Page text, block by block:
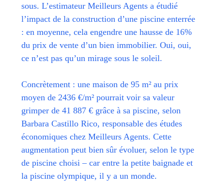
sous. L’estimateur Meilleurs Agents a étudié
l’impact de la construction d’une piscine enterrée
: en moyenne, cela engendre une hausse de 16%
du prix de vente d’un bien immobilier. Oui, oui,
ce n’est pas qu’un mirage sous le soleil.
Concrètement : une maison de 95 m² au prix
moyen de 2436 €/m² pourrait voir sa valeur
grimper de 41 887 € grâce à sa piscine, selon
Barbara Castillo Rico, responsable des études
économiques chez Meilleurs Agents. Cette
augmentation peut bien sûr évoluer, selon le type
de piscine choisi – car entre la petite baignade et
la piscine olympique, il y a un monde.